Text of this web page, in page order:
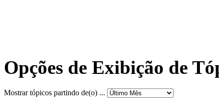
Opções de Exibição de
Mostrar tópicos partindo de(o) ...